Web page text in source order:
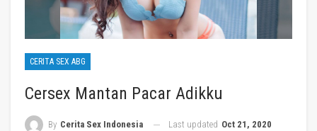
CERITA SEX ABG
Cersex Mantan Pacar Adikku
By Cerita Sex Indonesia Last updated Oct 21, 2020